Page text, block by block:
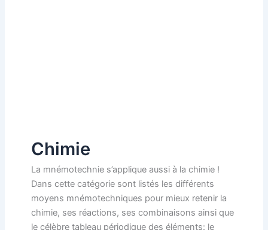
Chimie
La mnémotechnie s’applique aussi à la chimie !
Dans cette catégorie sont listés les différents
moyens mnémotechniques pour mieux retenir la
chimie, ses réactions, ses combinaisons ainsi que
le célèbre tableau périodique des éléments: le